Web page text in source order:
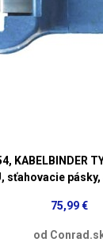
KABELBINDER
sťahovacie
75,99 €
od